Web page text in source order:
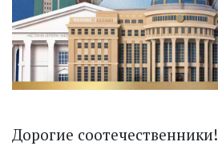
Дорогие соотечественники!